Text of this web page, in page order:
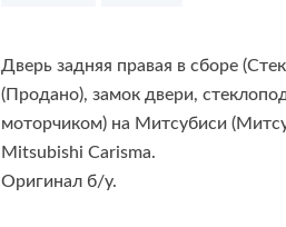
Дверь задняя правая в сборе
(Продано), замок двери,
моторчиком) на Митсубиси
Mitsubishi Carisma.
Оригинал б/у.